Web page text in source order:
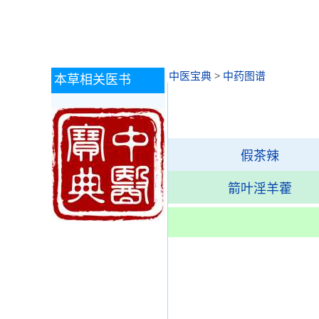
中医宝典 > 中药图谱
假茶辣
箭叶淫羊藿
本草相关医书